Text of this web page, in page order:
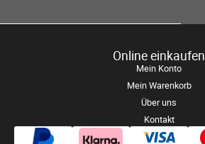
Online einkaufen
Mein Konto
Mein Warenkorb
Über uns
Kontakt